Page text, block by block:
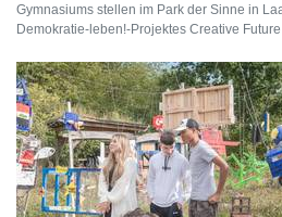
Gymnasiums stellen im Park der Sinne in
Demokratie-leben!-Projektes Creative